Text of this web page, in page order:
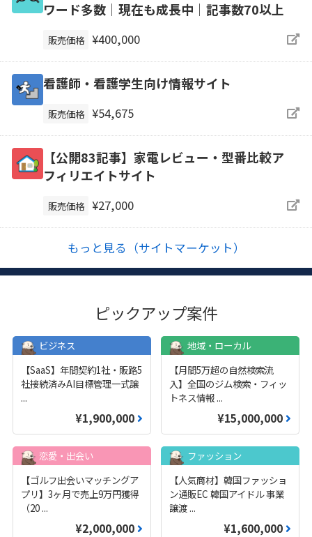
ワード多数│現在も成長中│記事数70以上
販売価格 ¥400,000
看護師・看護学生向け情報サイト
販売価格 ¥54,675
【公開83記事】家電レビュー・型番比較ア
フィリエイトサイト
販売価格 ¥27,000
もっと見る（サイトマーケット）
ピックアップ案件
ビジネス
【SaaS】年間契約1社・販路5
社接続済みAI目標管理一式譲
...
¥1,900,000
地域・ローカル
【月間5万超の自然検索流
入】全国のジム検索・フィッ
トネス情報 ...
¥15,000,000
恋愛・出会い
【ゴルフ出会いマッチングア
プリ】3ヶ月で売上9万円獲得
（20 ...
¥2,000,000
ファッション
【人気商材】韓国ファッショ
ン通販EC 韓国アイドル 事業
譲渡 ...
¥1,600,000